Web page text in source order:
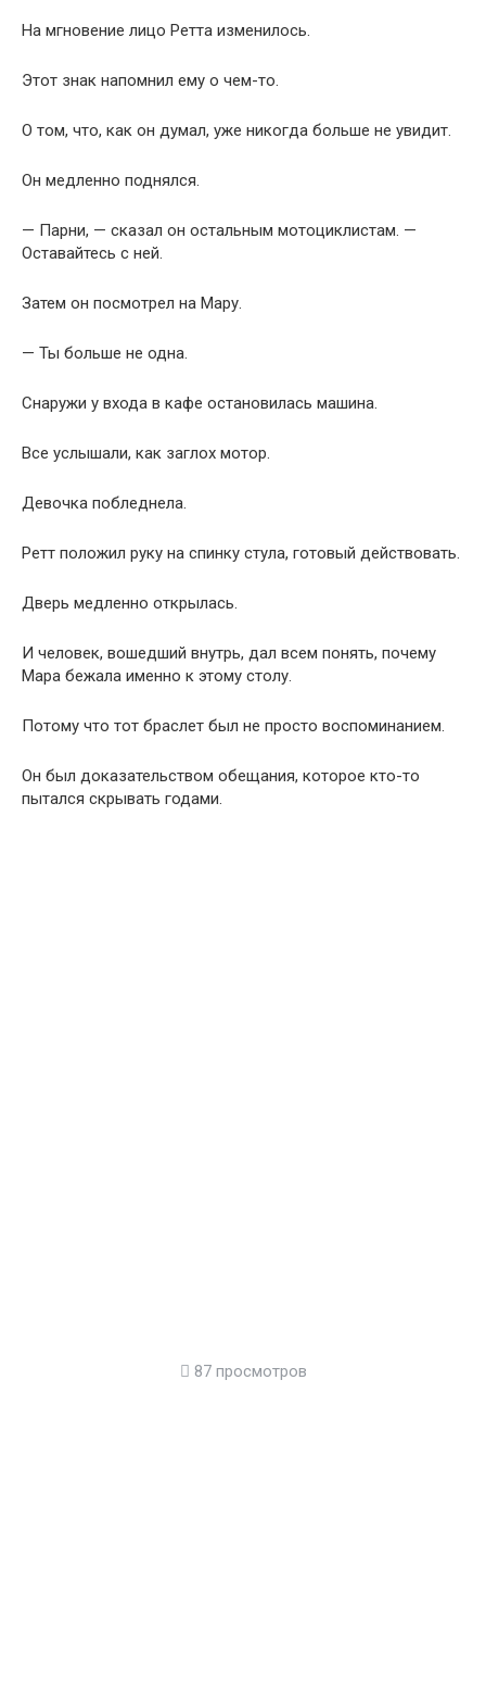
На мгновение лицо Ретта изменилось.
Этот знак напомнил ему о чем-то.
О том, что, как он думал, уже никогда больше не увидит.
Он медленно поднялся.
— Парни, — сказал он остальным мотоциклистам. —
Оставайтесь с ней.
Затем он посмотрел на Мару.
— Ты больше не одна.
Снаружи у входа в кафе остановилась машина.
Все услышали, как заглох мотор.
Девочка побледнела.
Ретт положил руку на спинку стула, готовый действовать.
Дверь медленно открылась.
И человек, вошедший внутрь, дал всем понять, почему
Мара бежала именно к этому столу.
Потому что тот браслет был не просто воспоминанием.
Он был доказательством обещания, которое кто-то
пытался скрывать годами.
87 просмотров